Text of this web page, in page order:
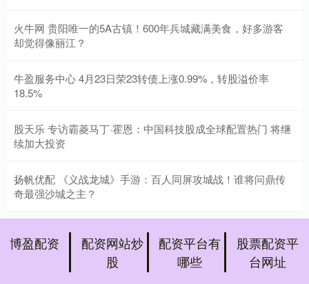
火牛网 贵阳唯一的5A古镇！600年兵城藏满美食，好多游客
却觉得像丽江？
牛盈服务中心 4月23日荣23转债上涨0.99%，转股溢价率
18.5%
股天乐 专访霸菱马丁·霍恩：中国科技股成全球配置热门 将继
续加大投资
扬帆优配 《义战龙城》手游：百人同屏攻城战！谁将问鼎传
奇最强沙城之主？
博盈配资
配资网站炒
股
配资平台有
哪些
股票配资平
台网址